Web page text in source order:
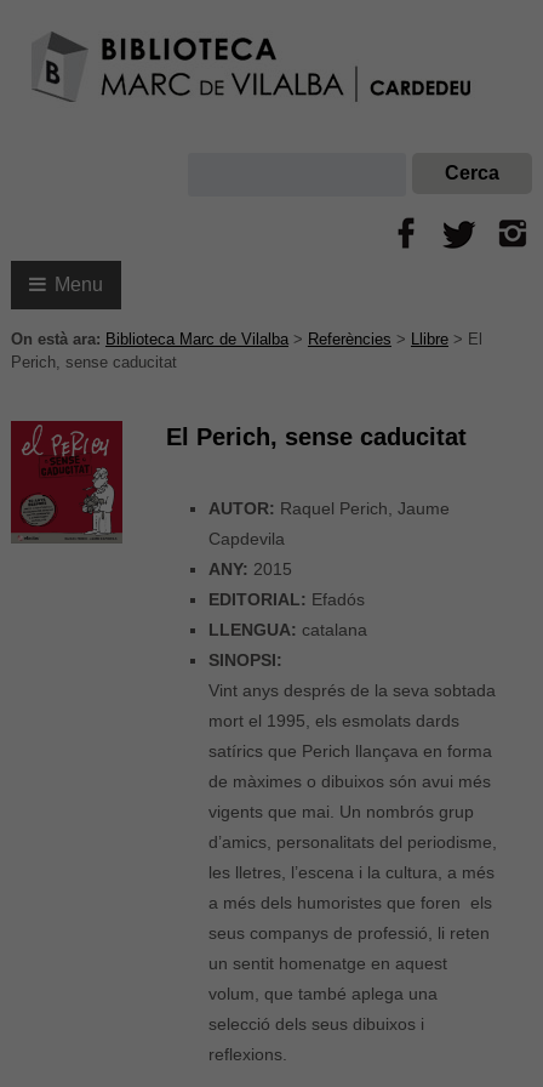
Menu
On està ara: Biblioteca Marc de Vilalba> Referències > Llibre> El
Perich, sense caducitat
El Perich, sense caducitat
AUTOR: Raquel Perich, Jaume
Capdevila
ANY: 2015
EDITORIAL: Efadós
LLENGUA: catalana
SINOPSI:
Vint anys després de la seva sobtada
mort el 1995, els esmolats dards
satírics que Perich llançava en forma
de màximes o dibuixos són avui més
vigents que mai. Un nombrós grup
d’amics, personalitats del periodisme,
les lletres, l’escena i la cultura, a més
a més dels humoristes que foren els
seus companys de professió, li reten
un sentit homenatge en aquest
volum, que també aplega una
selecció dels seus dibuixos i
reflexions.